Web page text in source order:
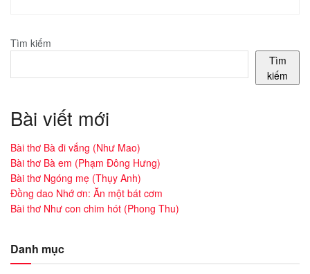
Tìm kiếm
Tìm
kiếm
Bài viết mới
Bài thơ Bà đi vắng (Như Mao)
Bài thơ Bà em (Phạm Đông Hưng)
Bài thơ Ngóng mẹ (Thụy Anh)
Đồng dao Nhớ ơn: Ăn một bát cơm
Bài thơ Như con chim hót (Phong Thu)
Danh mục